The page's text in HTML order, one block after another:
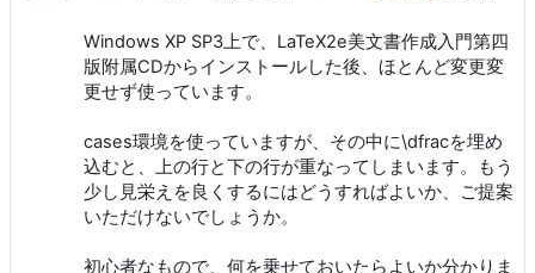
Windows XP SP3上で、LaTeX2e美文書作成入門第四
版附属CDからインストールした後、ほとんど変更変
更せず使っています。
cases環境を使っていますが、その中に\dfracを埋め
込むと、上の行と下の行が重なってしまいます。もう
少し見栄えを良くするにはどうすればよいか、ご提案
いただけないでしょうか。
初心者なもので、何を乗せておいたらよいか分かりま